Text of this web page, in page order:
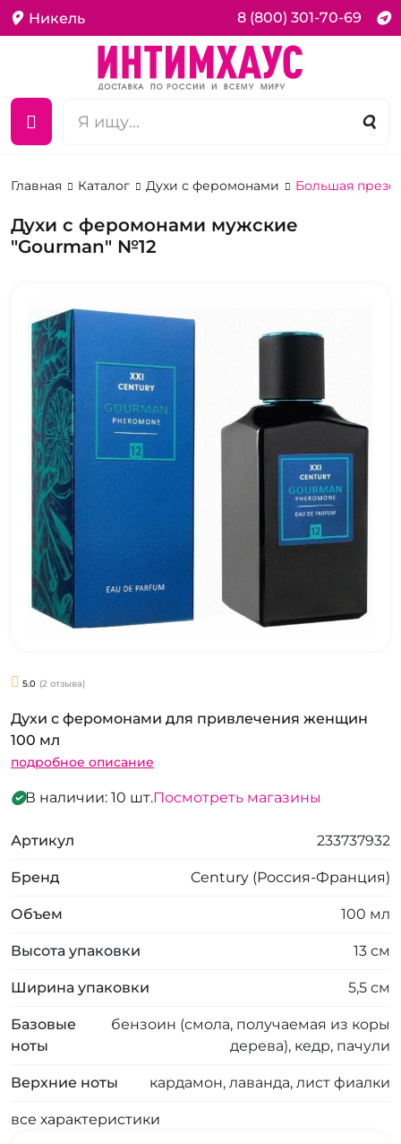
Никель 8 (800) 301-70-69
Главная Каталог Духи с феромонами Большая
Духи с феромонами мужские
"Gourman" №12
5.0 (2 отзыва)
Духи с феромонами для привлечения женщин
100 мл
подробное описание
В наличии: 10 шт.Посмотреть магазины
Артикул 233737932
Бренд Century (Россия-Франция)
Объем 100 мл
Высота упаковки 13 см
Ширина упаковки 5,5 см
Базовые
ноты
бензоин (смола, получаемая из коры
дерева), кедр, пачули
Верхние ноты кардамон, лаванда, лист фиалки
все характеристики